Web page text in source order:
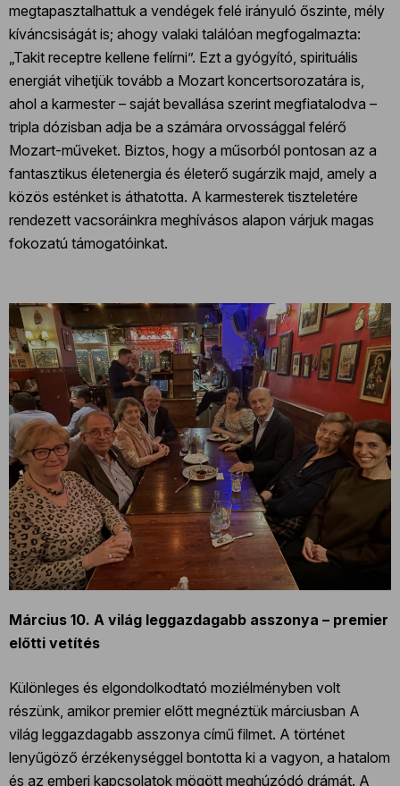
megtapasztalhattuk a vendégek felé irányuló őszinte, mély
kíváncsiságát is; ahogy valaki találóan megfogalmazta:
„Takit receptre kellene felírni”. Ezt a gyógyító, spirituális
energiát vihetjük tovább a Mozart koncertsorozatára is,
ahol a karmester – saját bevallása szerint megfiatalodva –
tripla dózisban adja be a számára orvossággal felérő
Mozart-műveket. Biztos, hogy a műsorból pontosan az a
fantasztikus életenergia és életerő sugárzik majd, amely a
közös esténket is áthatotta. A karmesterek tiszteletére
rendezett vacsoráinkra meghívásos alapon várjuk magas
fokozatú támogatóinkat.
Március 10. A világ leggazdagabb asszonya – premier
előtti vetítés
Különleges és elgondolkodtató moziélményben volt
részünk, amikor premier előtt megnéztük márciusban A
világ leggazdagabb asszonya című filmet. A történet
lenyűgöző érzékenységgel bontotta ki a vagyon, a hatalom
és az emberi kapcsolatok mögött meghúzódó drámát. A